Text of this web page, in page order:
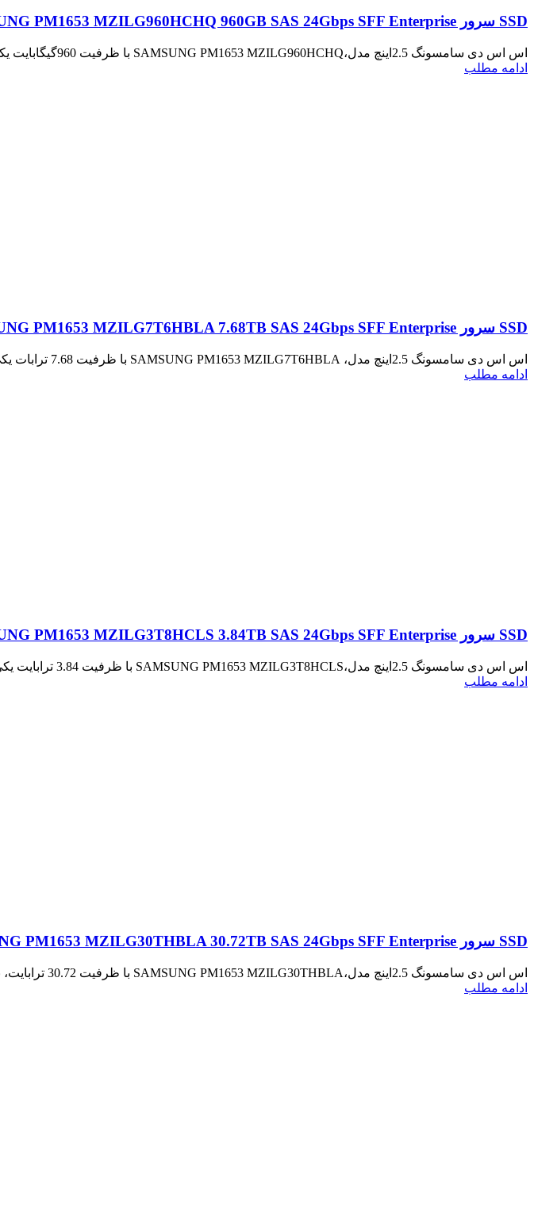
SSD سرور SAMSUNG PM1653 MZILG960HCHQ 960GB SAS 24Gbps SFF Enterprise
اس اس دی سامسونگ 2.5اینچ مدل،SAMSUNG PM1653 MZILG960HCHQ با ظرفیت 960گیگابایت یکی از SSDهای پرسرعت و با عملکرد...
ادامه مطلب
SSD سرور SAMSUNG PM1653 MZILG7T6HBLA 7.68TB SAS 24Gbps SFF Enterprise
اس اس دی سامسونگ 2.5اینچ مدل، SAMSUNG PM1653 MZILG7T6HBLA با ظرفیت 7.68 ترابات یکی از SSDهای پرسرعت و با ظرفیت...
ادامه مطلب
SSD سرور SAMSUNG PM1653 MZILG3T8HCLS 3.84TB SAS 24Gbps SFF Enterprise
اس اس دی سامسونگ 2.5اینچ مدل،SAMSUNG PM1653 MZILG3T8HCLS با ظرفیت 3.84 ترابایت یکی از هارد سرور های پر سرعت با...
ادامه مطلب
SSD سرور SAMSUNG PM1653 MZILG30THBLA 30.72TB SAS 24Gbps SFF Enterprise
اس اس دی سامسونگ 2.5اینچ مدل،SAMSUNG PM1653 MZILG30THBLA با ظرفیت 30.72 ترابایت، به دلیل عملکرد بسیار بالایی ک...
ادامه مطلب